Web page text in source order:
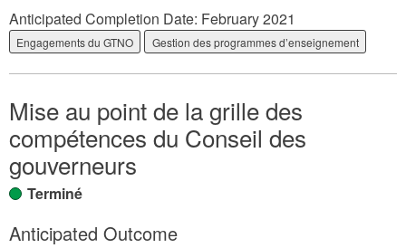
Anticipated Completion Date: February 2021
Engagements du GTNO Gestion des programmes d’enseignement
Mise au point de la grille des
compétences du Conseil des
gouverneurs
Terminé
Anticipated Outcome